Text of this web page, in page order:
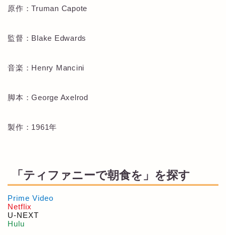
原作：Truman Capote
監督：Blake Edwards
音楽：Henry Mancini
脚本：George Axelrod
製作：1961年
「ティファニーで朝食を」を探す
Prime Video
Netflix
U-NEXT
Hulu